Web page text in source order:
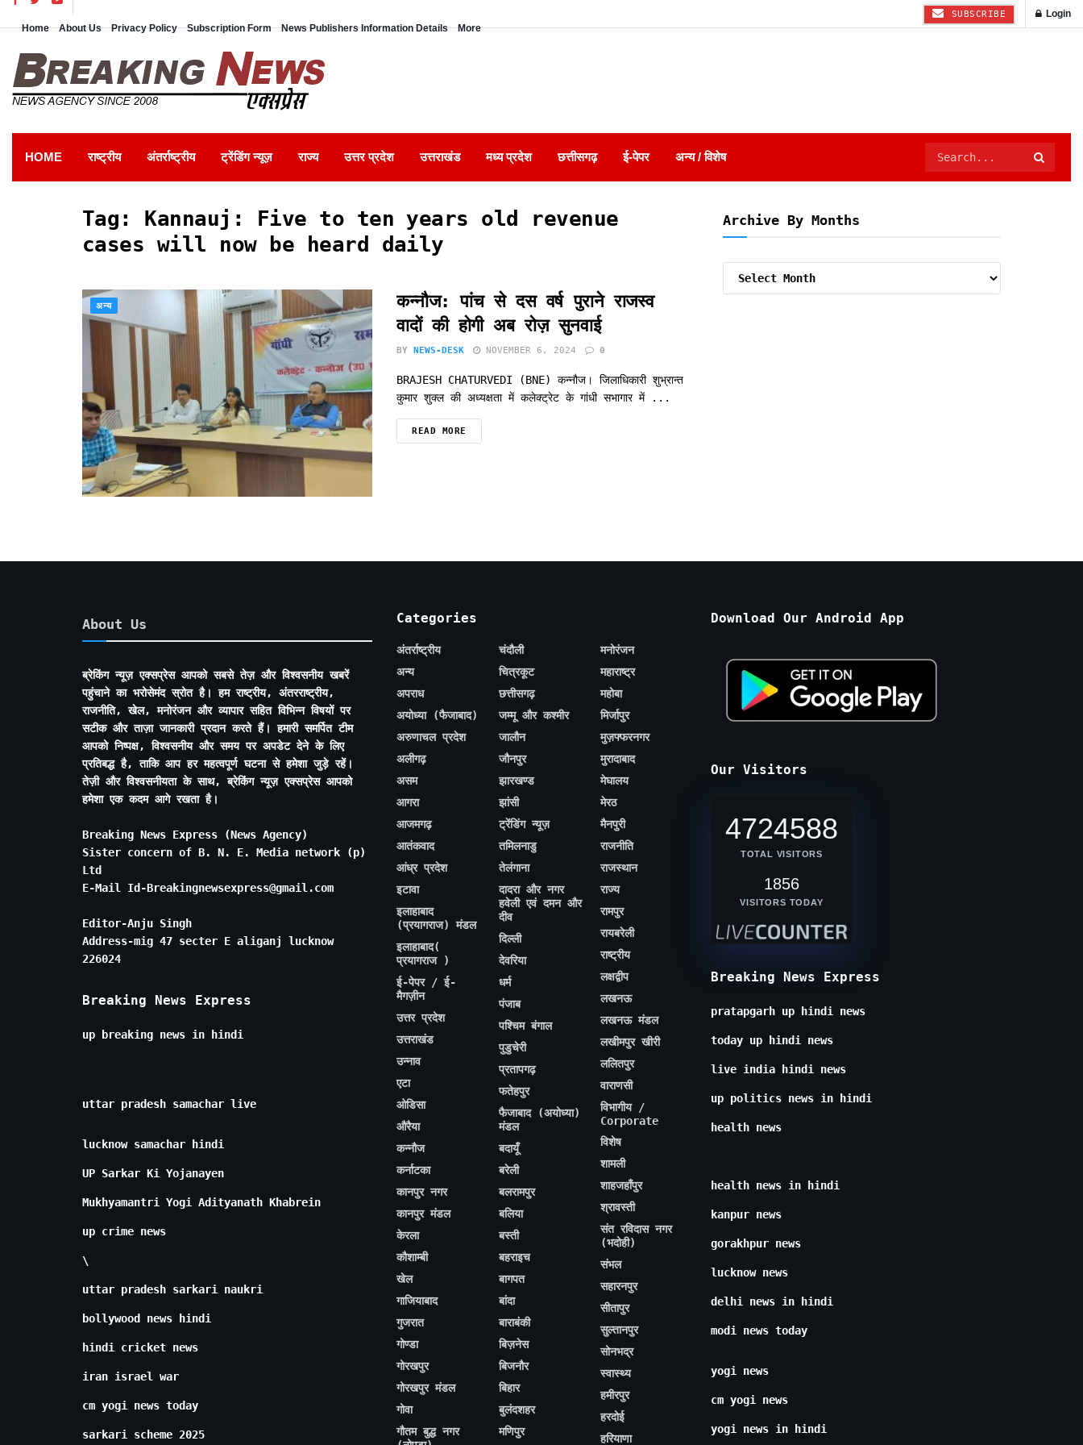
Home About Us Privacy Policy Subscription Form News Publishers Information Details More
SUBSCRIBE Login
HOME राष्ट्रीय अंतर्राष्ट्रीय ट्रेंडिंग न्यूज़ राज्य उत्तर प्रदेश उत्तराखंड मध्य प्रदेश छत्तीसगढ़ ई-पेपर अन्य / विशेष
Tag: Kannauj: Five to ten years old revenue
cases will now be heard daily
अन्य
कन्नौज: पांच से दस वर्ष पुराने राजस्व
वादों की होगी अब रोज़ सुनवाई
BY NEWS-DESK NOVEMBER 6, 2024 0
BRAJESH CHATURVEDI (BNE) कन्नौज। जिलाधिकारी शुभ्रान्त
कुमार शुक्ल की अध्यक्षता में कलेक्ट्रेट के गांधी सभागार में ...
READ MORE
Archive By Months
About Us
ब्रेकिंग न्यूज़ एक्सप्रेस आपको सबसे तेज़ और विश्वसनीय खबरें
पहुंचाने का भरोसेमंद स्रोत है। हम राष्ट्रीय, अंतरराष्ट्रीय,
राजनीति, खेल, मनोरंजन और व्यापार सहित विभिन्न विषयों पर
सटीक और ताज़ा जानकारी प्रदान करते हैं। हमारी समर्पित टीम
आपको निष्पक्ष, विश्वसनीय और समय पर अपडेट देने के लिए
प्रतिबद्ध है, ताकि आप हर महत्वपूर्ण घटना से हमेशा जुड़े रहें।
तेज़ी और विश्वसनीयता के साथ, ब्रेकिंग न्यूज़ एक्सप्रेस आपको
हमेशा एक कदम आगे रखता है।
Breaking News Express (News Agency)
Sister concern of B. N. E. Media network (p)
Ltd
E-Mail Id-Breakingnewsexpress@gmail.com
Editor-Anju Singh
Address-mig 47 secter E aliganj lucknow
226024
Breaking News Express
up breaking news in hindi
uttar pradesh samachar live
lucknow samachar hindi
UP Sarkar Ki Yojanayen
Mukhyamantri Yogi Adityanath Khabrein
up crime news
\
uttar pradesh sarkari naukri
bollywood news hindi
hindi cricket news
iran israel war
cm yogi news today
sarkari scheme 2025
Categories
अंतर्राष्ट्रीय
अन्य
अपराध
अयोध्या (फैजाबाद)
अरुणाचल प्रदेश
अलीगढ़
असम
आगरा
आजमगढ़
आतंकवाद
आंध्र प्रदेश
इटावा
इलाहाबाद
(प्रयागराज) मंडल
इलाहाबाद(
प्रयागराज )
ई-पेपर / ई-
मैगज़ीन
उत्तर प्रदेश
उत्तराखंड
उन्नाव
एटा
ओडिसा
औरैया
कन्नौज
कर्नाटका
कानपुर नगर
कानपुर मंडल
केरला
कौशाम्बी
खेल
गाजियाबाद
गुजरात
गोण्डा
गोरखपुर
गोरखपुर मंडल
गोवा
गौतम बुद्ध नगर
चंदौली
चित्रकूट
छत्तीसगढ़
जम्मू और कश्मीर
जालौन
जौनपुर
झारखण्ड
झांसी
ट्रेंडिंग न्यूज़
तमिलनाडु
तेलंगाना
दादरा और नगर
हवेली एवं दमन और
दीव
दिल्ली
देवरिया
धर्म
पंजाब
पश्चिम बंगाल
पुडुचेरी
प्रतापगढ़
फतेहपुर
फैजाबाद (अयोध्या)
मंडल
बदायूँ
बरेली
बलरामपुर
बलिया
बस्ती
बहराइच
बागपत
बांदा
बाराबंकी
बिज़नेस
बिजनौर
बिहार
बुलंदशहर
मणिपुर
मनोरंजन
महाराष्ट्र
महोबा
मिर्जापुर
मुज़फ्फरनगर
मुरादाबाद
मेघालय
मेरठ
मैनपुरी
राजनीति
राजस्थान
राज्य
रामपुर
रायबरेली
राष्ट्रीय
लक्षद्वीप
लखनऊ
लखनऊ मंडल
लखीमपुर खीरी
ललितपुर
वाराणसी
विभागीय /
Corporate
विशेष
शामली
शाहजहाँपुर
श्रावस्ती
संत रविदास नगर
(भदोही)
संभल
सहारनपुर
सीतापुर
सुल्तानपुर
सोनभद्र
स्वास्थ्य
हमीरपुर
हरदोई
हरियाणा
Download Our Android App
Our Visitors
4724588
TOTAL VISITORS
1856
VISITORS TODAY
Breaking News Express
pratapgarh up hindi news
today up hindi news
live india hindi news
up politics news in hindi
health news
health news in hindi
kanpur news
gorakhpur news
lucknow news
delhi news in hindi
modi news today
yogi news
cm yogi news
yogi news in hindi